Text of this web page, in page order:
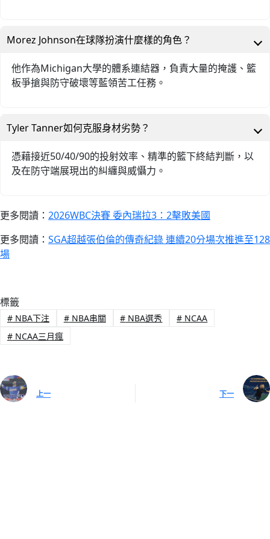
Morez Johnson在球隊扮演什麼樣的角色？
他作為Michigan大學的體系連結器，負責大量的掩護、籃
板爭搶與防守破壞等藍領苦工任務。
Tyler Tanner如何克服身材劣勢？
憑藉接近50/40/90的投射效率、精準的籃下終結判斷，以
及在防守端展現出的糾纏與威懾力。
更多閱讀： 2026WBC決賽 委內瑞拉3：2擊敗美國
更多閱讀： SGA超越張伯倫的傳奇紀錄 連續20分場次推進至128
場
標籤
#NBA下注 #NBA串關 # NBA選秀 # NCAA
#NCAA三月瘋
上一 下一